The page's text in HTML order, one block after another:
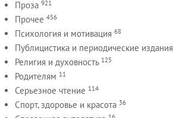
Проза 921
Прочее 456
Психология и мотивация 68
Публицистика и периодические издания
Религия и духовность 125
Родителям 11
Серьезное чтение 114
Спорт, здоровье и красота 36